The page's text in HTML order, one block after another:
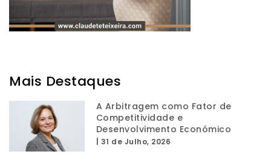
Mais Destaques
A Arbitragem como Fator de
Competitividade e
Desenvolvimento Económico
31 de Julho, 2026